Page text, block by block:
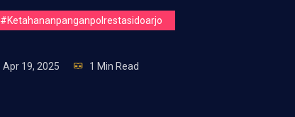
#ketahananpanganpolrestasidoarjo
Apr 19, 2025 1 Min Read